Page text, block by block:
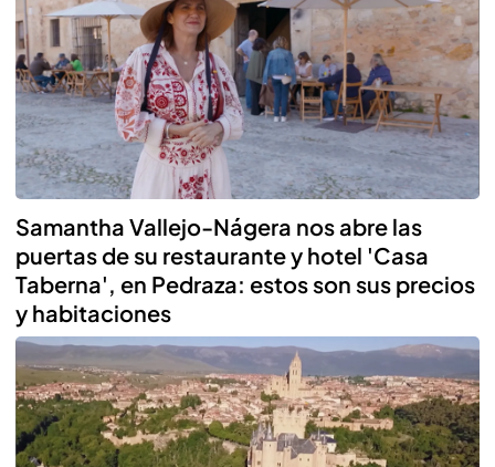
Samantha Vallejo-Nágera nos abre las
puertas de su restaurante y hotel 'Casa
Taberna', en Pedraza: estos son sus precios
y habitaciones